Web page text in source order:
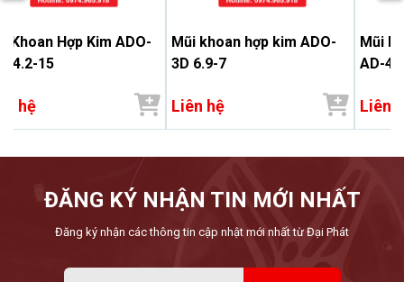
Khoan Hợp Kim ADO-
14.2-15
hệ
Mũi khoan hợp kim ADO-
3D 6.9-7
Liên hệ
Mũi
AD-
Liên
ĐĂNG KÝ NHẬN TIN MỚI NHẤT
Đăng ký nhận các thông tin cập nhật mới nhất từ Đại Phát